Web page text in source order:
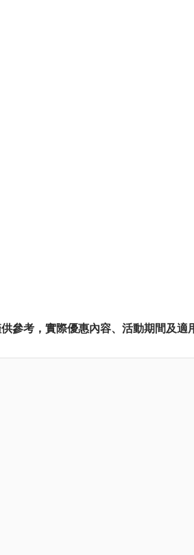
參考，實際優惠內容、活動期間及